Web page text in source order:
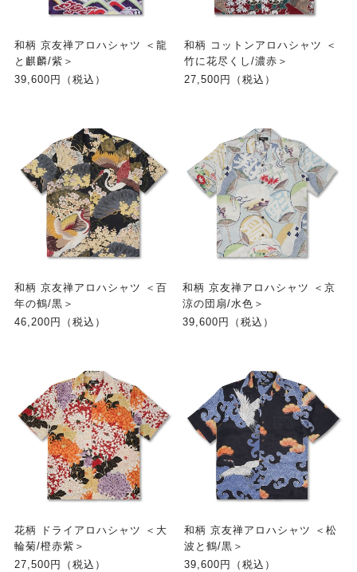
和柄 京友禅アロハシャツ ＜龍
と麒麟/紫＞
39,600円（税込）
和柄 コットンアロハシャツ ＜
竹に花尽くし/濃赤＞
27,500円（税込）
和柄 京友禅アロハシャツ ＜百
年の鶴/黒＞
46,200円（税込）
和柄 京友禅アロハシャツ ＜京
涼の団扇/水色＞
39,600円（税込）
花柄 ドライアロハシャツ ＜大
輪菊/橙赤紫＞
27,500円（税込）
和柄 京友禅アロハシャツ ＜松
波と鶴/黒＞
39,600円（税込）